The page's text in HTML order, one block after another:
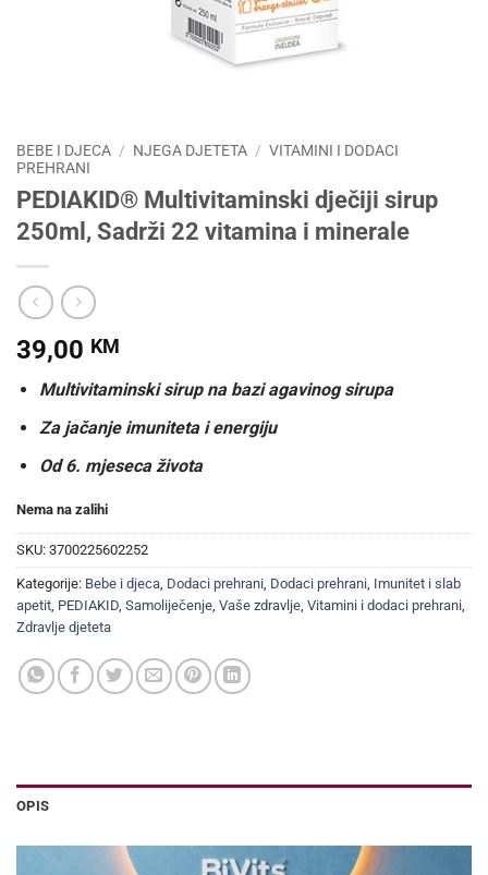
BEBE I DJECA / NJEGA DJETETA / VITAMINI I DODACI
PREHRANI
PEDIAKID® Multivitaminski dječiji sirup
250ml, Sadrži 22 vitamina i minerale
39,00 KM
Multivitaminski sirup na bazi agavinog sirupa
Za jačanje imuniteta i energiju
Od 6. mjeseca života
Nema na zalihi
SKU: 3700225602252
Kategorije: Bebe i djeca, Dodaci prehrani, Dodaci prehrani, Imunitet i slab
apetit, PEDIAKID, Samoliječenje, Vaše zdravlje, Vitamini i dodaci prehrani,
Zdravlje djeteta
OPIS